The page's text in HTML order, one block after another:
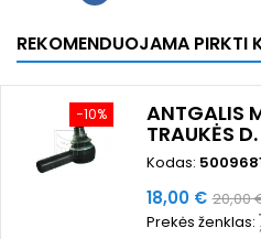
REKOMENDUOJAMA PIRKTI
−10% ANTGALIS
TRAUKĖS
Kodas:
Kaina
18,00 € Bazinė
kaina
20,00
Prekės ženklas: